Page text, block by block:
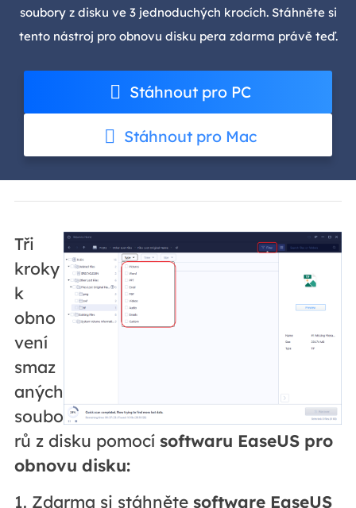
soubory z disku ve 3 jednoduchých krocích. Stáhněte si
tento nástroj pro obnovu disku pera zdarma právě teď.
Stáhnout pro PC
Stáhnout pro Mac
Tři
kroky
k
obno
vení
smaz
aných
soubo
rů z disku pomocí softwaru EaseUS pro
obnovu disku:
1. Zdarma si stáhněte software EaseUS